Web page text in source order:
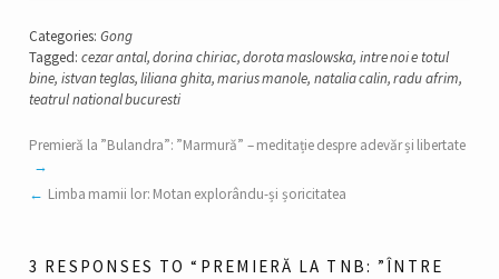
Categories: Gong
Tagged: cezar antal,dorina chiriac,dorota maslowska, intre noi e totul
bine, istvan teglas,liliana ghita,marius manole, natalia calin,radu afrim,
teatrul national bucuresti
Premieră la ”Bulandra”: ”Marmură” – meditație despre adevăr și libertate
Limba mamii lor: Motan explorându-și șoricitatea
3 RESPONSES TO “PREMIERĂ LA TNB: ”ÎNTRE